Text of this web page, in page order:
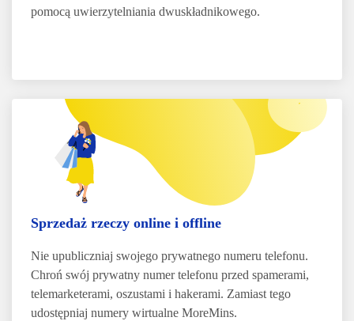
pomocą uwierzytelniania dwuskładnikowego.
Sprzedaż rzeczy online i offline
Nie upubliczniaj swojego prywatnego numeru telefonu.
Chroń swój prywatny numer telefonu przed spamerami,
telemarketerami, oszustami i hakerami. Zamiast tego
udostępniaj numery wirtualne MoreMins.